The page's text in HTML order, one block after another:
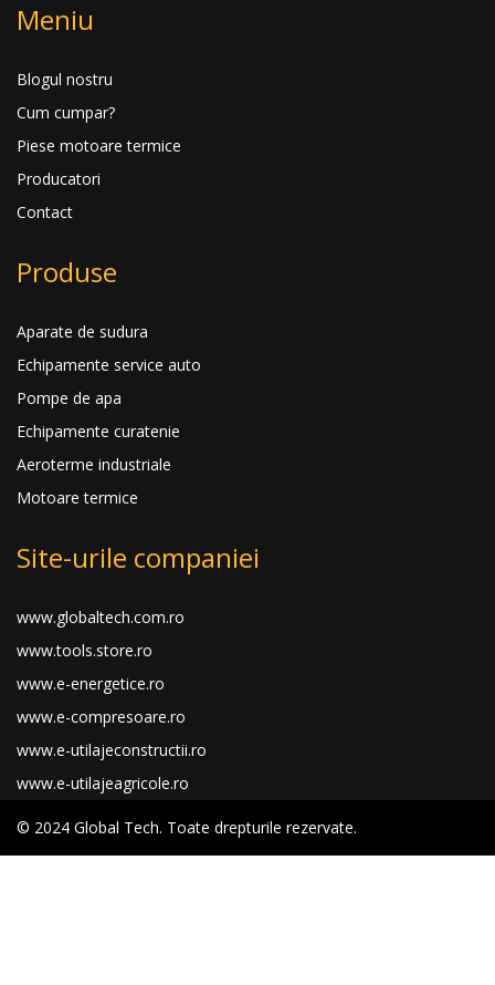
Meniu
Blogul nostru
Cum cumpar?
Piese motoare termice
Producatori
Contact
Produse
Aparate de sudura
Echipamente service auto
Pompe de apa
Echipamente curatenie
Aeroterme industriale
Motoare termice
Site-urile companiei
www.globaltech.com.ro
www.tools.store.ro
www.e-energetice.ro
www.e-compresoare.ro
www.e-utilajeconstructii.ro
www.e-utilajeagricole.ro
© 2024 Global Tech. Toate drepturile rezervate.